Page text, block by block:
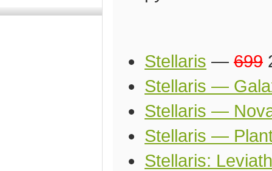
Stellaris — 699
Stellaris —
Stellaris —
Stellaris —
Stellaris: